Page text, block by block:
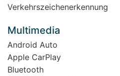
Verkehrszeichenerkennung
Multimedia
Android Auto
Apple CarPlay
Bluetooth